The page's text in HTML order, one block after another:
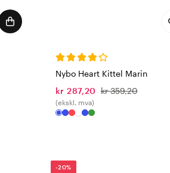
Nybo Heart Kittel Marin
kr 287,20 kr 359,20
(ekskl. mva)
-20%